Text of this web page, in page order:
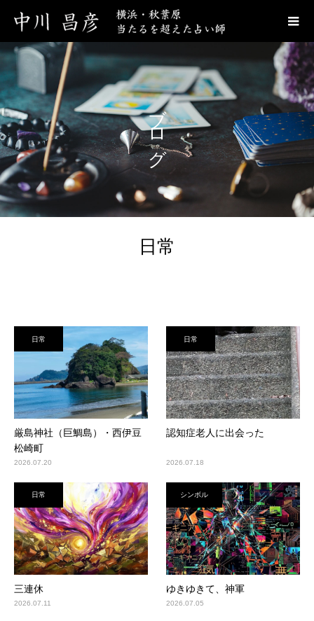
ブログ
日常
日常
厳島神社（巨鯛島）・西伊豆
松崎町
2026.07.20
日常
認知症老人に出会った
2026.07.18
日常
三連休
2026.07.11
シンボル
ゆきゆきて、神軍
2026.07.05